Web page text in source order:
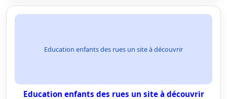
Education enfants des rues un site à découvrir
Education enfants des rues un site à découvrir